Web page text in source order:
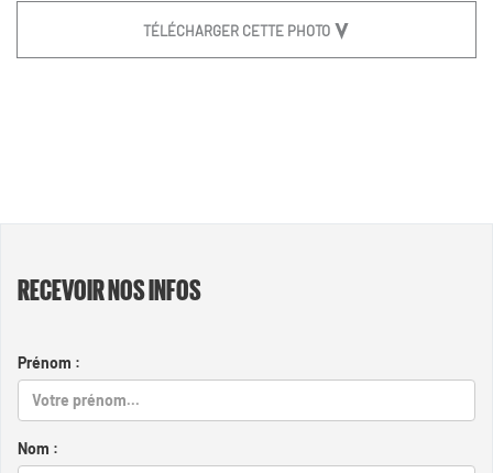
TÉLÉCHARGER CETTE PHOTO
RECEVOIR NOS INFOS
Prénom :
Nom :